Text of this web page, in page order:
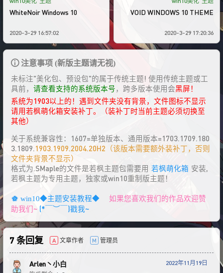
WhiteNoir Windows 10
2020-3-29 16:57:02
VOID WINDOWS 10 THEME
2020-3-29 17:20:36
注意事项 (新版主题请无视)
未标注"美化包、预设包"的属于传统主题! 使用传统主题或工
具前， 请查看支持的系统版本号，跨多版本使用会黑屏！
系统为1903以上的！遇到文件夹没有背景，文件图标不显示
请用若枫萌化箱安装补丁。（装补丁时当前主题必须切换至
其他）
关于系统兼容性：1607=单独版本、通用版本=1703.1709.180
3.1809.1903.1909.2004.20H2（该版本需要额外装补丁，否则
文件夹背景不显示）
格式为.SMaple的文件是若枫主题包需要用 若枫萌化箱 安装,
若枫主题为专用主题，独家或win10重制版主题！
win10◆主题安装教程◆
如果您喜欢我们的作品欢迎赞
助我们~ (*￣︶￣)戳我~
7 条回复 A 文章作者 M 管理员
Arlen丶小白 2022年11月19日